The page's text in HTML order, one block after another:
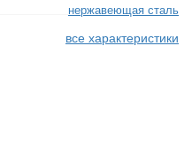
нержавеющая сталь
все характеристики